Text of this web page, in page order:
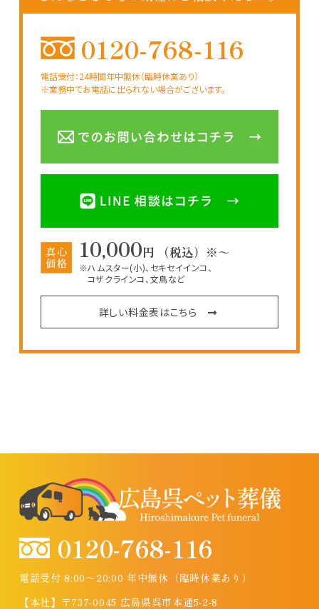
0120-768-116
電話受付：24時間年中無休（臨時休業あり）
※業務中でお電話に出られない場合がございます。
10,000円 （税込）※～
※ハムスター(小)、セキセイインコ、
コザクラインコ、文鳥など
詳しい料金表はこちら
0120-768-116
電話受付 8:00～20:00 年中無休（臨時休業あり）
【本社】〒737-0045 広島県呉市本通5-2-8